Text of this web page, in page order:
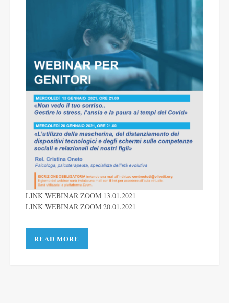
LINK WEBINAR ZOOM 13.01.2021
LINK WEBINAR ZOOM 20.01.2021
READ MORE